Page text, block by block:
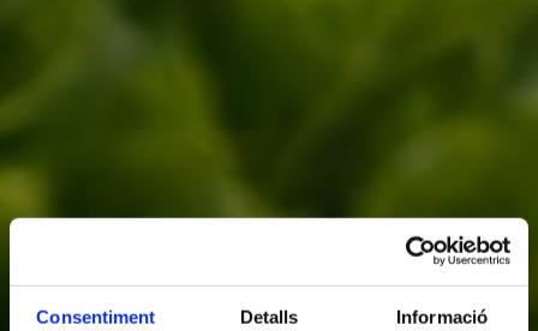
Consentiment Detalls Informació